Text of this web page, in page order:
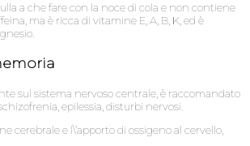
a che fare con la noce di cola e non contiene
ma è ricca di vitamine E, A, B, K, ed è
sul sistema nervoso centrale, è raccomandato
epilessia, disturbi nervosi.
cerebrale e l\’apporto di ossigeno al cervello,